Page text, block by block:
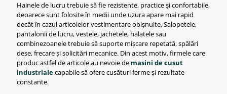
Hainele de lucru trebuie să fie rezistente, practice și confortabile,
deoarece sunt folosite în medii unde uzura apare mai rapid
decât în cazul articolelor vestimentare obișnuite. Salopetele,
pantalonii de lucru, vestele, jachetele, halatele sau
combinezoanele trebuie să suporte mișcare repetată, spălări
dese, frecare și solicitări mecanice. Din acest motiv, firmele care
produc astfel de articole au nevoie de masini de cusut
industrialecapabile să ofere cusături ferme și rezultate
constante.